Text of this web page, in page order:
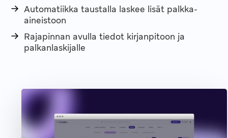
Automatiikka taustalla laskee lisät palkka-
aineistoon
Rajapinnan avulla tiedot kirjanpitoon ja
palkanlaskijalle